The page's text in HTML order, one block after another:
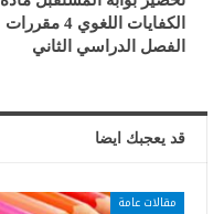
الكفايات اللغوي 4 مقررات
الفصل الدراسي الثاني
قد يعجبك ايضا
مقالات عامة